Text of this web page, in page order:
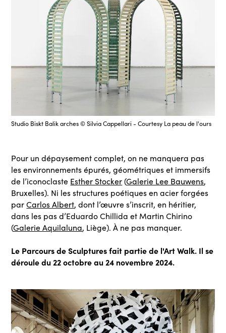
Studio Biskt Balik arches © Silvia Cappellari - Courtesy La peau de l'ours
Pour un dépaysement complet, on ne manquera pas
les environnements épurés, géométriques et immersifs
de l’iconoclaste Esther Stocker(Galerie Lee Bauwens,
Bruxelles). Ni les structures poétiques en acier forgées
parCarlos Albert, dont l’œuvre s’inscrit, en héritier,
dans les pas d’Eduardo Chillida et Martin Chirino
(Galerie Aquilaluna, Liège). À ne pas manquer.
Le Parcours de Sculptures fait partie de l'Art Walk. Il se
déroule du 22 octobre au 24 novembre 2024.